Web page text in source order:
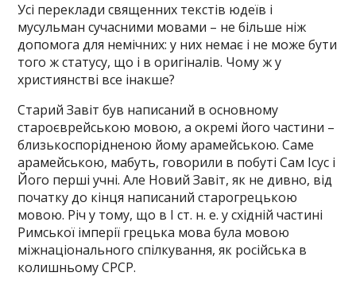
Усі переклади священних текстів юдеїв і
мусульман сучасними мовами – не більше ніж
допомога для немічних: у них немає і не може бути
того ж статусу, що і в оригіналів. Чому ж у
християнстві все інакше?
Старий Завіт був написаний в основному
староєврейською мовою, а окремі його частини –
близькоспорідненою йому арамейською. Саме
арамейською, мабуть, говорили в побуті Сам Ісус і
Його перші учні. Але Новий Завіт, як не дивно, від
початку до кінця написаний старогрецькою
мовою. Річ у тому, що в І ст. н. е. у східній частині
Римської імперії грецька мова була мовою
міжнаціонального спілкування, як російська в
колишньому СРСР.